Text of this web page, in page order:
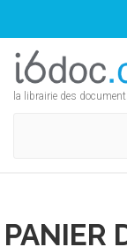
la librairie des
PANIER